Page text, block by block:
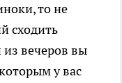
то не
сходить
из вечеров вы
у вас